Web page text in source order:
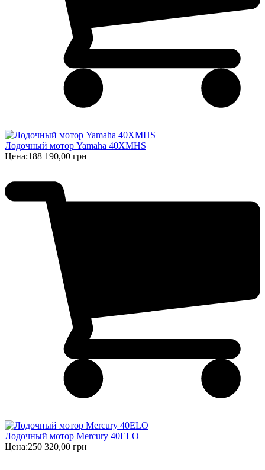
Лодочный мотор Yamaha 40XMHS
Цена:188 190,00 грн
Лодочный мотор Mercury 40ELO
Цена:250 320,00 грн